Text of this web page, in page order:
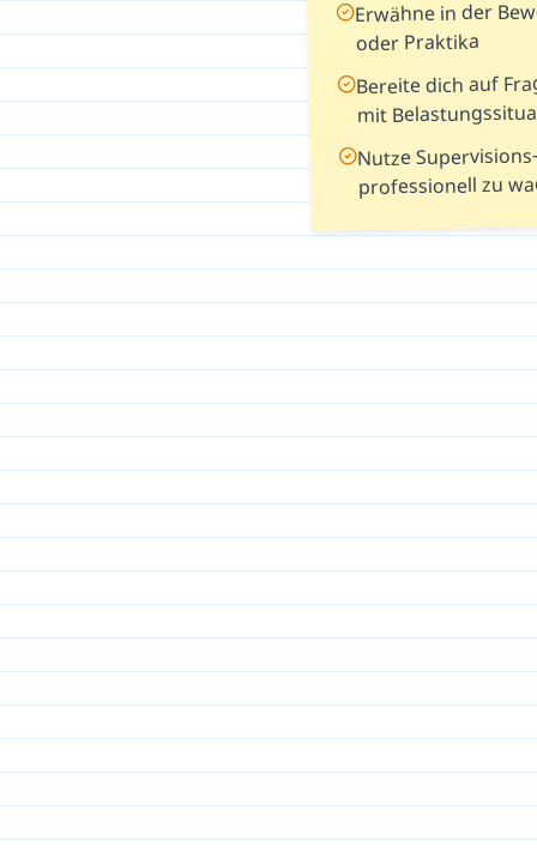
Erwähne in der
oder Praktika
Bereite dich auf
mit
Nutze
professionell zu